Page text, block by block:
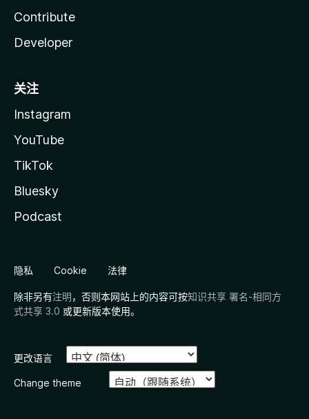
Contribute
Developer
关注
Instagram
YouTube
TikTok
Bluesky
Podcast
隐私 Cookie 法律
除非另有注明，否则本网站上的内容可按知识共享 署名-相同方
式共享 3.0 或更新版本使用。
更改语言
Change theme